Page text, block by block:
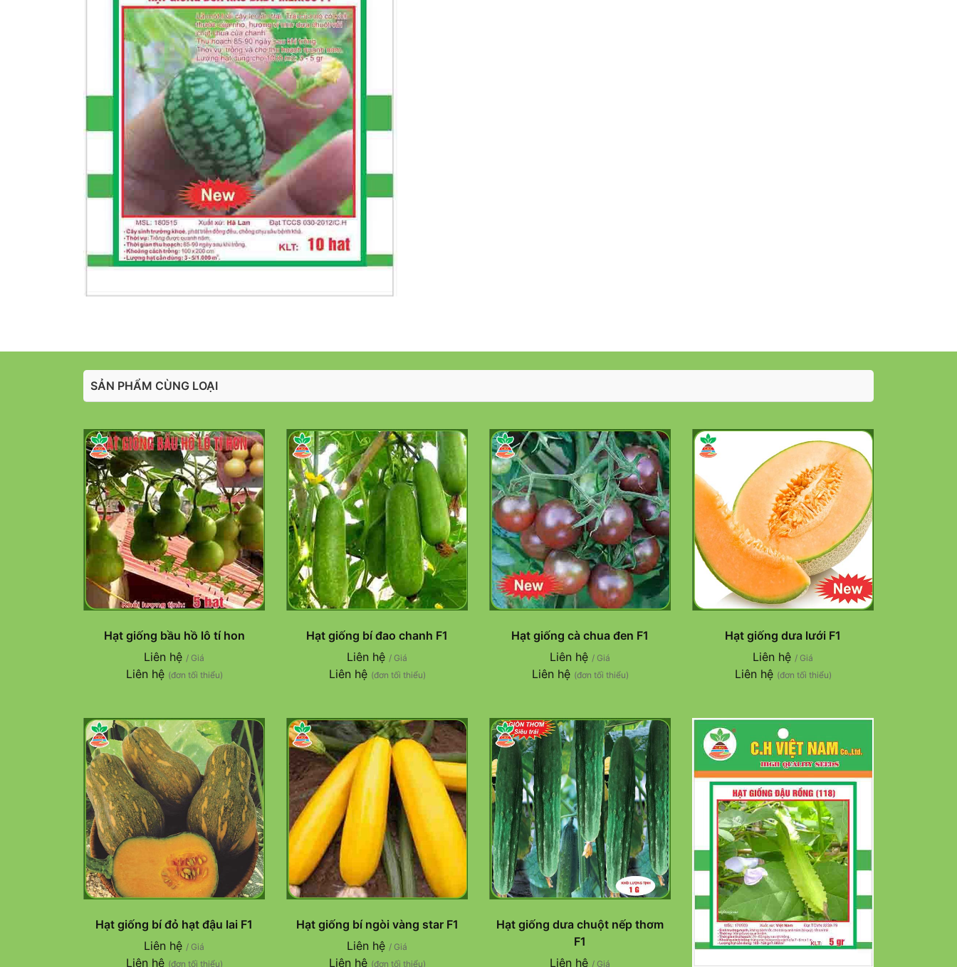
SẢN PHẨM CÙNG LOẠI
Hạt giống bầu hồ lô tí hon
Liên hệ / Giá
Liên hệ (đơn tối thiểu)
Hạt giống bí đao chanh F1
Liên hệ / Giá
Liên hệ (đơn tối thiểu)
Hạt giống cà chua đen F1
Liên hệ / Giá
Liên hệ (đơn tối thiểu)
Hạt giống dưa lưới F1
Liên hệ / Giá
Liên hệ (đơn tối thiểu)
Hạt giống bí đỏ hạt đậu lai F1
Liên hệ / Giá
Liên hệ (đơn tối thiểu)
Hạt giống bí ngòi vàng star F1
Liên hệ / Giá
Liên hệ (đơn tối thiểu)
Hạt giống dưa chuột nếp thơm
F1
Liên hệ / Giá